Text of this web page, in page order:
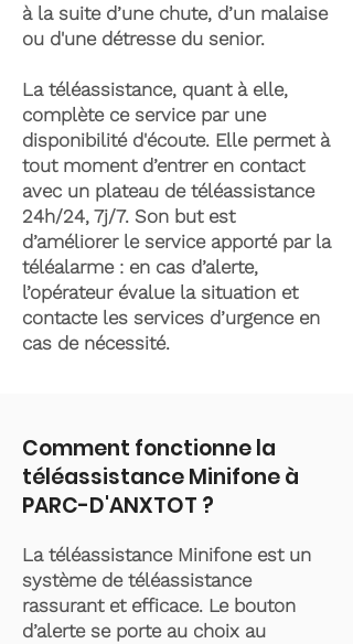
à la suite d’une chute, d’un malaise
ou d'une détresse du senior.
La téléassistance, quant à elle,
complète ce service par une
disponibilité d'écoute. Elle permet à
tout moment d’entrer en contact
avec un plateau de téléassistance
24h/24, 7j/7. Son but est
d’améliorer le service apporté par la
téléalarme : en cas d’alerte,
l’opérateur évalue la situation et
contacte les services d’urgence en
cas de nécessité.
Comment fonctionne la
téléassistance Minifone à
PARC-D'ANXTOT ?
La téléassistance Minifone est un
système de téléassistance
rassurant et efficace. Le bouton
d’alerte se porte au choix au